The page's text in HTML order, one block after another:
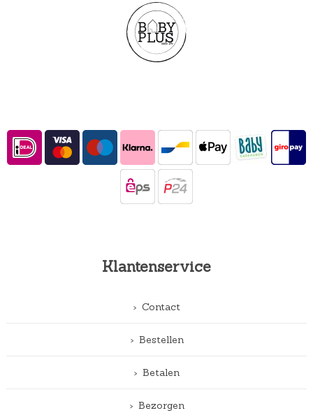
Klantenservice
Contact
Bestellen
Betalen
Bezorgen